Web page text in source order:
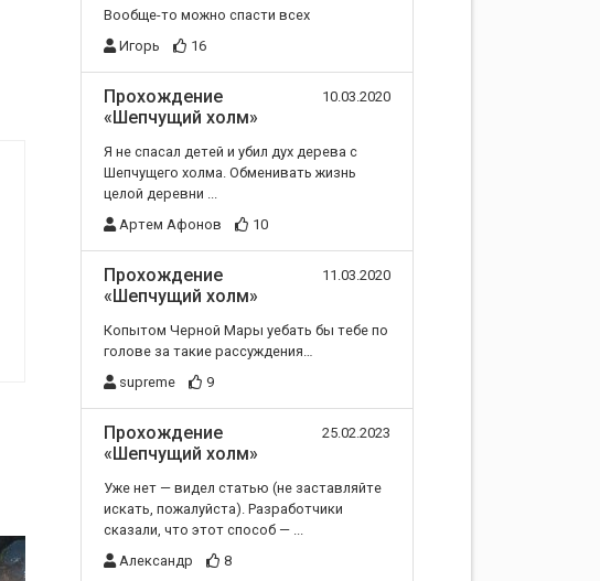
Вообще-то можно спасти всех
Игорь
16
Прохождение
«Шепчущий холм»
10.03.2020
Я не спасал детей и убил дух дерева с
Шепчущего холма. Обменивать жизнь
целой деревни ...
Артем Афонов
10
Прохождение
«Шепчущий холм»
11.03.2020
Копытом Черной Мары уебать бы тебе по
голове за такие рассуждения…
supreme
9
Прохождение
«Шепчущий холм»
25.02.2023
Уже нет — видел статью (не заставляйте
искать, пожалуйста). Разработчики
сказали, что этот способ — ...
Александр
8